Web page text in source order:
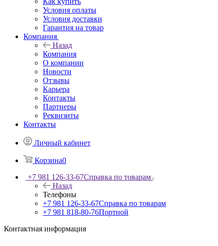
Условия оплаты
Условия доставки
Гарантия на товар
Компания
Назад
Компания
О компании
Новости
Отзывы
Карьера
Контакты
Партнеры
Реквизиты
Контакты
Личный кабинет
Корзина0
+7 981 126-33-67Справка по товарам
Назад
Телефоны
+7 981 126-33-67Справка по товарам
+7 981 818-80-76Портной
Контактная информация